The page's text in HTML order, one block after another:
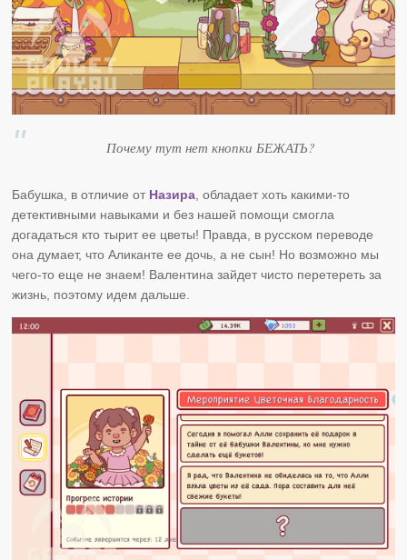
Почему тут нет кнопки БЕЖАТЬ?
Бабушка, в отличие от Назира , обладает хоть какими-то
детективными навыками и без нашей помощи смогла
догадаться кто тырит ее цветы! Правда, в русском переводе
она думает, что Аликанте ее дочь, а не сын! Но возможно мы
чего-то еще не знаем! Валентина зайдет чисто перетереть за
жизнь, поэтому идем дальше.